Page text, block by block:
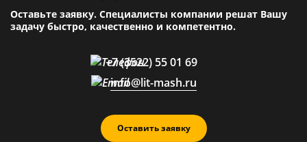
Оставьте заявку. Специалисты компании решат Вашу
задачу быстро, качественно и компетентно.
Оставить заявку
+7 (3522) 55 01 69
info@lit-mash.ru